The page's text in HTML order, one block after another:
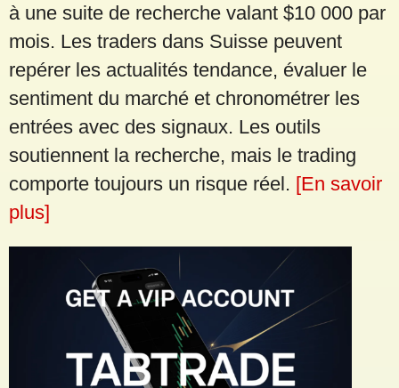
à une suite de recherche valant $10 000 par
mois. Les traders dans Suisse peuvent
repérer les actualités tendance, évaluer le
sentiment du marché et chronométrer les
entrées avec des signaux. Les outils
soutiennent la recherche, mais le trading
comporte toujours un risque réel. [En savoir
plus]